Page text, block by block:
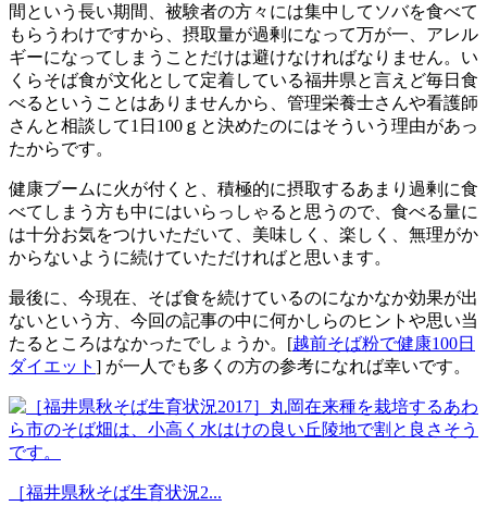
間という長い期間、被験者の方々には集中してソバを食べて
もらうわけですから、摂取量が過剰になって万が一、アレル
ギーになってしまうことだけは避けなければなりません。い
くらそば食が文化として定着している福井県と言えど毎日食
べるということはありませんから、管理栄養士さんや看護師
さんと相談して1日100ｇと決めたのにはそういう理由があっ
たからです。
健康ブームに火が付くと、積極的に摂取するあまり過剰に食
べてしまう方も中にはいらっしゃると思うので、食べる量に
は十分お気をつけいただいて、美味しく、楽しく、無理がか
からないように続けていただければと思います。
最後に、今現在、そば食を続けているのになかなか効果が出
ないという方、今回の記事の中に何かしらのヒントや思い当
たるところはなかったでしょうか。[越前そば粉で健康100日
ダイエット ] が一人でも多くの方の参考になれば幸いです。
［福井県秋そば生育状況2...